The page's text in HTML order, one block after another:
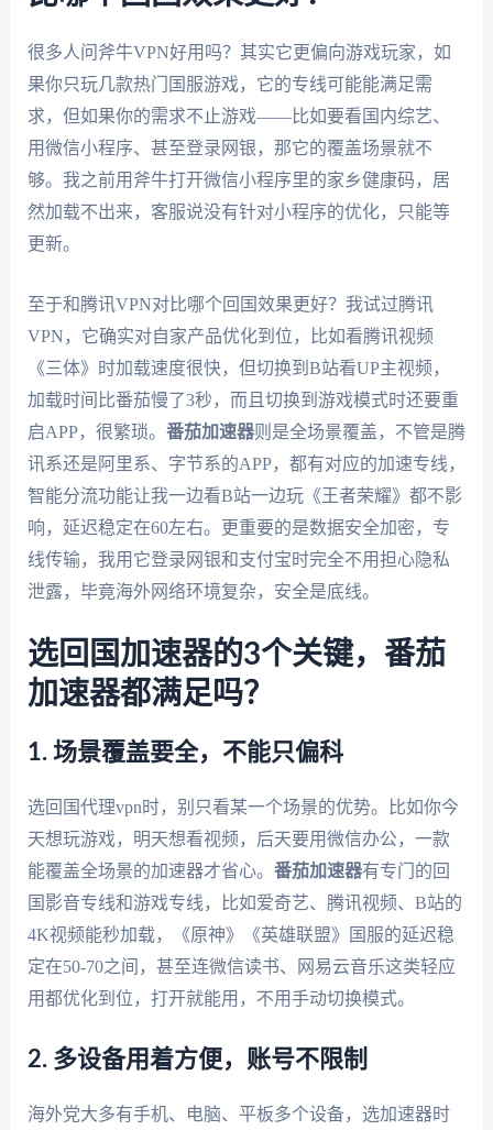
很多人问斧牛VPN好用吗？其实它更偏向游戏玩家，如
果你只玩几款热门国服游戏，它的专线可能能满足需
求，但如果你的需求不止游戏——比如要看国内综艺、
用微信小程序、甚至登录网银，那它的覆盖场景就不
够。我之前用斧牛打开微信小程序里的家乡健康码，居
然加载不出来，客服说没有针对小程序的优化，只能等
更新。
至于和腾讯VPN对比哪个回国效果更好？我试过腾讯
VPN，它确实对自家产品优化到位，比如看腾讯视频
《三体》时加载速度很快，但切换到B站看UP主视频，
加载时间比番茄慢了3秒，而且切换到游戏模式时还要重
启APP，很繁琐。 番茄加速器则是全场景覆盖，不管是腾
讯系还是阿里系、字节系的APP，都有对应的加速专线，
智能分流功能让我一边看B站一边玩《王者荣耀》都不影
响，延迟稳定在60左右。更重要的是数据安全加密，专
线传输，我用它登录网银和支付宝时完全不用担心隐私
泄露，毕竟海外网络环境复杂，安全是底线。
选回国加速器的3个关键，番茄
加速器都满足吗？
1. 场景覆盖要全，不能只偏科
选回国代理vpn时，别只看某一个场景的优势。比如你今
天想玩游戏，明天想看视频，后天要用微信办公，一款
能覆盖全场景的加速器才省心。 番茄加速器有专门的回
国影音专线和游戏专线，比如爱奇艺、腾讯视频、B站的
4K视频能秒加载，《原神》《英雄联盟》国服的延迟稳
定在50-70之间，甚至连微信读书、网易云音乐这类轻应
用都优化到位，打开就能用，不用手动切换模式。
2. 多设备用着方便，账号不限制
海外党大多有手机、电脑、平板多个设备，选加速器时